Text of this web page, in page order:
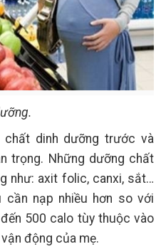
dinh dưỡng trước và
trọng. Những dưỡng chất
như: axit folic, canxi, sắt…
cần nạp nhiều hơn so với
500 calo tùy thuộc vào
động của mẹ.